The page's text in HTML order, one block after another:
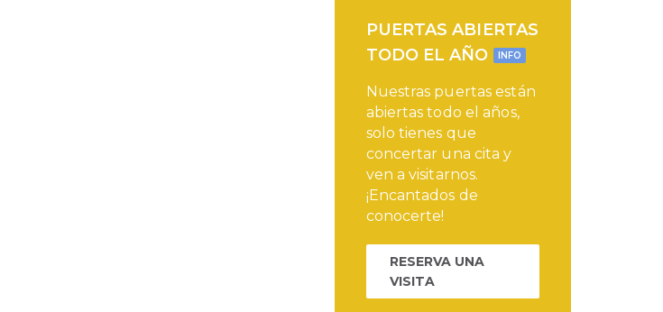
PUERTAS ABIERTAS
TODO EL AÑO
INFO
Nuestras puertas están
abiertas todo el años,
solo tienes que
concertar una cita y
ven a visitarnos.
¡Encantados de
conocerte!
RESERVA UNA
VISITA